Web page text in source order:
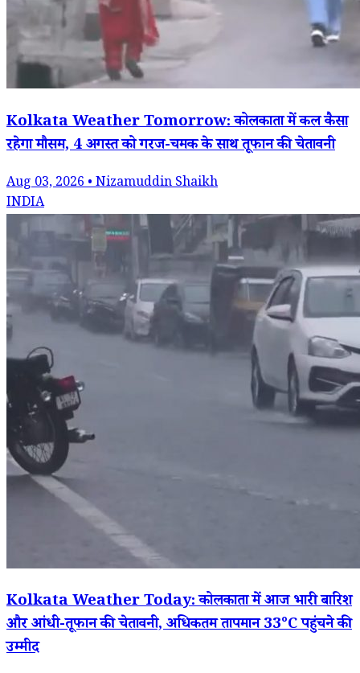
Kolkata Weather Tomorrow: कोलकाता में कल कैसा
रहेगा मौसम, 4 अगस्त को गरज-चमक के साथ तूफान की चेतावनी
Aug 03, 2026 • Nizamuddin Shaikh
INDIA
Kolkata Weather Today: कोलकाता में आज भारी बारिश
और आंधी-तूफान की चेतावनी, अधिकतम तापमान 33°C पहुंचने की
उम्मीद